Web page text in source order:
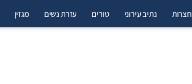
חצרות נתיב עירוני טורים עזרת נשים מגזין